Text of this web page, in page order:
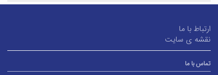
ارتباط با ما
نقشه ی سایت
تماس با ما